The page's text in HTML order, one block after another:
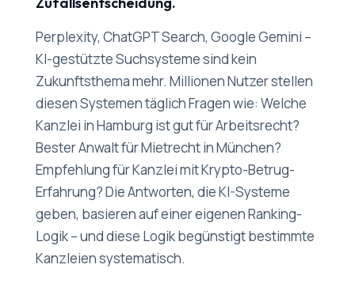
Perplexity, ChatGPT Search, Google Gemini –
KI-gestützte Suchsysteme sind kein
Zukunftsthema mehr. Millionen Nutzer stellen
diesen Systemen täglich Fragen wie: Welche
Kanzlei in Hamburg ist gut für Arbeitsrecht?
Bester Anwalt für Mietrecht in München?
Empfehlung für Kanzlei mit Krypto-Betrug-
Erfahrung? Die Antworten, die KI-Systeme
geben, basieren auf einer eigenen Ranking-
Logik – und diese Logik begünstigt bestimmte
Kanzleien systematisch.